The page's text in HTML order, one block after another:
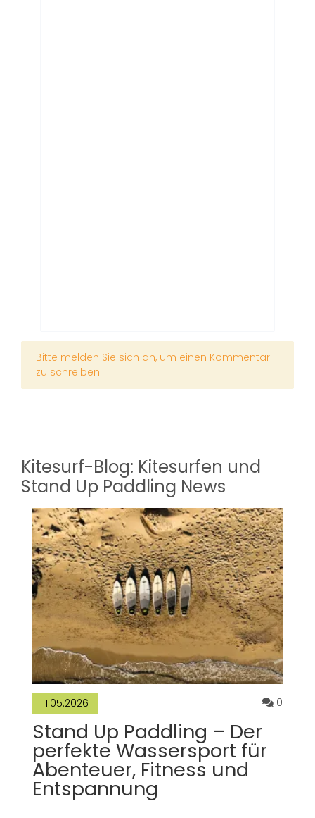
xBitte melden Sie sich an, um einen Kommentar
zu schreiben.
Kitesurf-Blog: Kitesurfen und
Stand Up Paddling News
11.05.2026 0
Stand Up Paddling – Der
perfekte Wassersport für
Abenteuer, Fitness und
Entspannung